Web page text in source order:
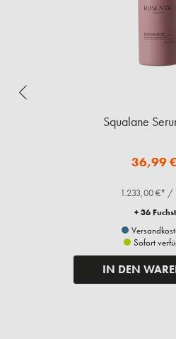
Squalane
36,99
1.233,00 €* /
+ 36
Sofort
IN DEN